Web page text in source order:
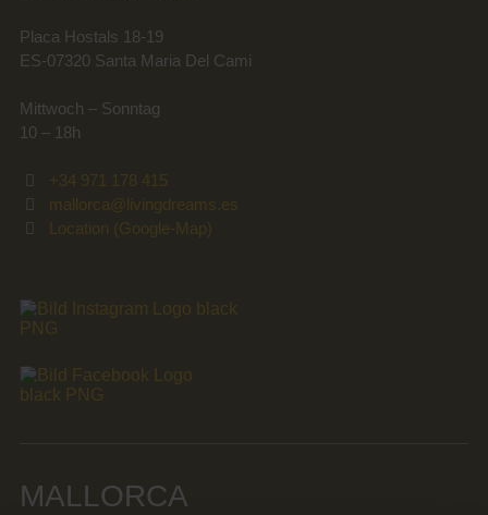
Placa Hostals 18-19
ES-07320 Santa Maria Del Cami
Mittwoch – Sonntag
10 – 18h
+34 971 178 415
mallorca@livingdreams.es
Location (Google-Map)
MALLORCA